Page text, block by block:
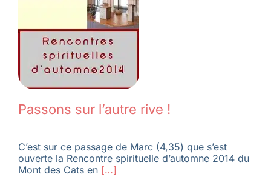
Membres
L’actu
Nous soutenir
La revue Responsables
Passons sur l’autre rive !
C’est sur ce passage de Marc (4,35) que s’est
ouverte la Rencontre spirituelle d’automne 2014 du
Mont des Cats en[…]